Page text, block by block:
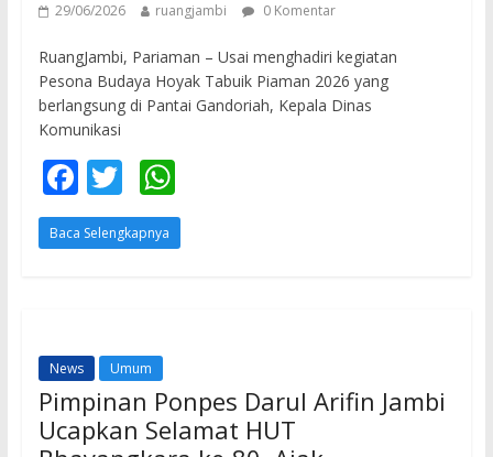
29/06/2026 ruangjambi 0 Komentar
RuangJambi, Pariaman – Usai menghadiri kegiatan
Pesona Budaya Hoyak Tabuik Piaman 2026 yang
berlangsung di Pantai Gandoriah, Kepala Dinas
Komunikasi
F
ac
e
o
k
T
w
itt
W
h
at
p
Baca Selengkapnya
News Umum
Pimpinan Ponpes Darul Arifin Jambi
Ucapkan Selamat HUT